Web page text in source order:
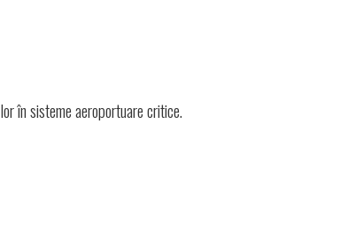
în sisteme aeroportuare critice.